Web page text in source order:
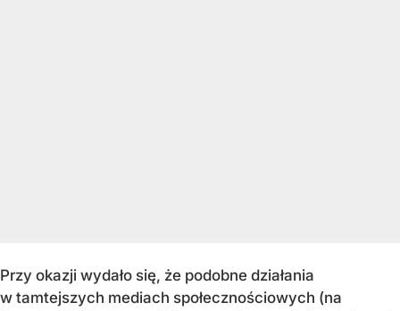
Przy okazji wydało się, że podobne działania
w tamtejszych mediach społecznościowych (na